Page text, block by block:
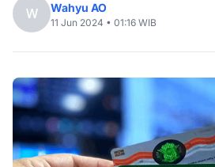
W Wahyu AO
11 Jun 2024 • 01:16 WIB